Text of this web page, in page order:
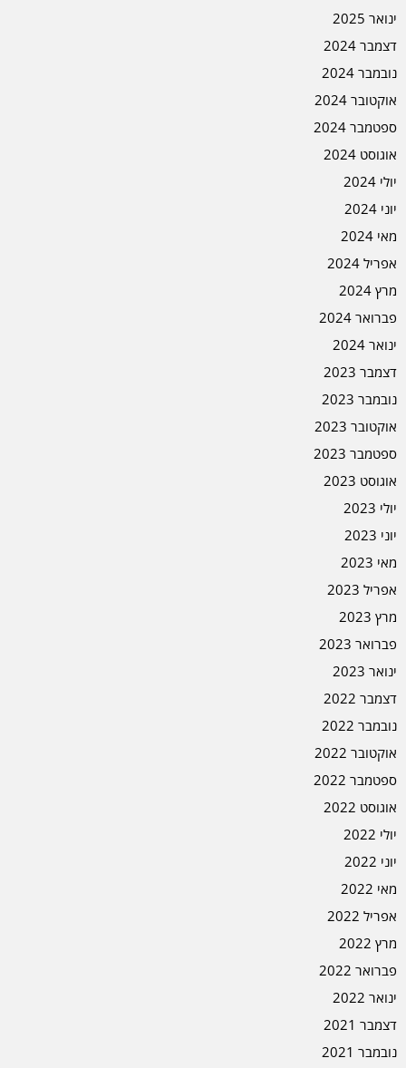
ינואר 2025
דצמבר 2024
נובמבר 2024
אוקטובר 2024
ספטמבר 2024
אוגוסט 2024
יולי 2024
יוני 2024
מאי 2024
אפריל 2024
מרץ 2024
פברואר 2024
ינואר 2024
דצמבר 2023
נובמבר 2023
אוקטובר 2023
ספטמבר 2023
אוגוסט 2023
יולי 2023
יוני 2023
מאי 2023
אפריל 2023
מרץ 2023
פברואר 2023
ינואר 2023
דצמבר 2022
נובמבר 2022
אוקטובר 2022
ספטמבר 2022
אוגוסט 2022
יולי 2022
יוני 2022
מאי 2022
אפריל 2022
מרץ 2022
פברואר 2022
ינואר 2022
דצמבר 2021
נובמבר 2021